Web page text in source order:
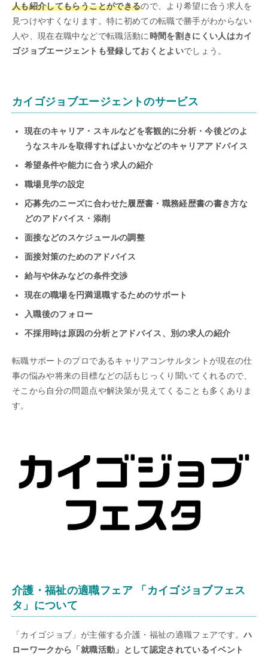
人も紹介してもらうことができるので、より希望に合う求人を
見つけやすくなります。特に初めての転職で勝手がわからない
人や、現在在職中などで転職活動に時間を割きにくい人はカイ
ゴジョブエージェントも登録しておくとよいでしょう。
カイゴジョブエージェントのサービス
現在のキャリア・スキルなどを客観的に分析・今後どのよ
うなスキルを取得すればよいかなどのキャリアアドバイス
希望条件や能力に合う求人の紹介
職場見学の設定
応募先のニーズに合わせた履歴書・職務経歴書の書き方な
どのアドバイス・添削
面接などのスケジュールの調整
面接対策のためのアドバイス
給与や休みなどの条件交渉
現在の職場を円満退職するためのサポート
入職後のフォロー
不採用時は原因の分析とアドバイス、別の求人の紹介
転職サポートのプロであるキャリアコンサルタントが現在の仕
事の悩みや将来の目標などの話もじっくり聞いてくれるので、
そこから自分の問題点や解決策が見えてくることも多くありま
す。
介護・福祉の適職フェア 「カイゴジョブフェス
タ」について
「カイゴジョブ」が主催する介護・福祉の適職フェアです。ハ
ローワークから「就職活動」として認定されているイベント